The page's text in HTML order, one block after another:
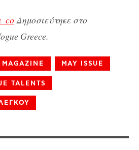
Δημοσιεύτηκε στο
Greece.
MAGAZINE MAY ISSUE
TALENTS